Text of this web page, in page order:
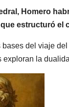
Homero
estructuró el
bases del viaje del
exploran la